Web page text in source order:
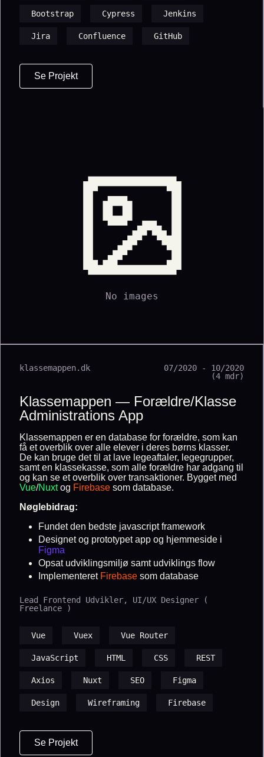
Bootstrap Cypress Jenkins
Jira Confluence GitHub
Se Projekt
No images
klassemappen.dk
07/2020 - 10/2020
(4 mdr)
Klassemappen — Forældre/Klasse
Administrations App
Klassemappen er en database for forældre, som kan
få et overblik over alle elever i deres børns klasser.
De kan bruge det til at lave legeaftaler, legegrupper,
samt en klassekasse, som alle forældre har adgang til
og kan se et overblik over transaktioner. Bygget med
Vue/Nuxtog Firebase som database.
Nøglebidrag:
Fundet den bedste javascript framework
Designet og prototypet app og hjemmeside i
Figma
Opsat udviklingsmiljø samt udviklings flow
Implementeret Firebase som database
Lead Frontend Udvikler, UI/UX Designer (
Freelance )
Vue Vuex Vue Router
JavaScript HTML CSS REST
Axios Nuxt SEO Figma
Design Wireframing Firebase
Se Projekt